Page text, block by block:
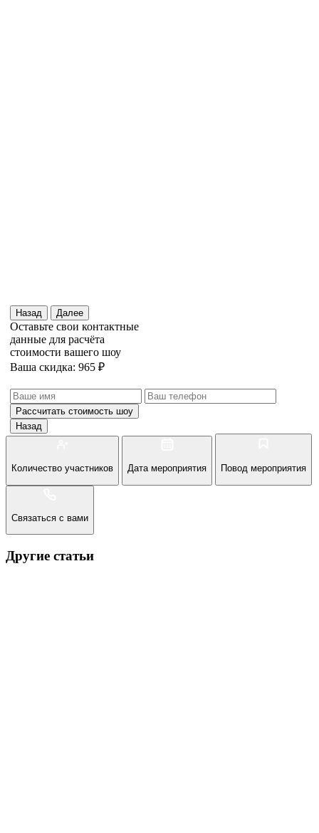
Назад Далее
Оставьте свои контактные
данные для расчёта
стоимости вашего шоу
Ваша скидка: 965 ₽
Рассчитать стоимость шоу
Назад
Количество участников Дата мероприятия Повод мероприятия
Связаться с вами
Другие статьи